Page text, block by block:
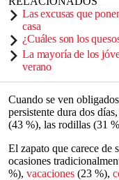
Las excusas que
casa
¿Cuáles son los
La mayoría de los
verano
Cuando se ven
persistente dura dos
(43 %), las rodillas (31
El zapato que carece de
ocasiones
%), vacaciones (23 %),